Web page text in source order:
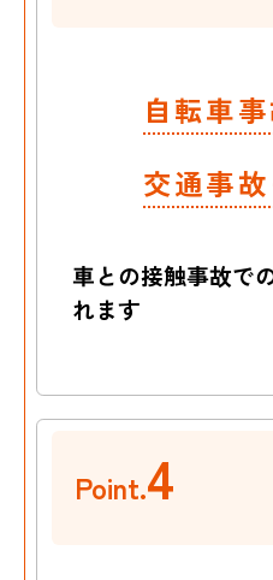
自転車
交通事故
車との接触事故で
れます
Point.4